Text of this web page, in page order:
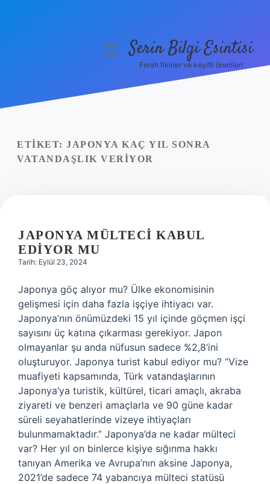
Yasal Uyarı
menüyüSerin Bilgi Esintisi
Ferah fikirler ve keyifli öneriler!
ETIKET: JAPONYA KAÇ YIL SONRA
VATANDAŞLIK VERIYOR
JAPONYA MÜLTECI KABUL
EDIYOR MU
Tarih: Eylül 23, 2024
Japonya göç alıyor mu? Ülke ekonomisinin
gelişmesi için daha fazla işçiye ihtiyacı var.
Japonya’nın önümüzdeki 15 yıl içinde göçmen işçi
sayısını üç katına çıkarması gerekiyor. Japon
olmayanlar şu anda nüfusun sadece %2,8’ini
oluşturuyor. Japonya turist kabul ediyor mu? “Vize
muafiyeti kapsamında, Türk vatandaşlarının
Japonya’ya turistik, kültürel, ticari amaçlı, akraba
ziyareti ve benzeri amaçlarla ve 90 güne kadar
süreli seyahatlerinde vizeye ihtiyaçları
bulunmamaktadır.” Japonya’da ne kadar mülteci
var? Her yıl on binlerce kişiye sığınma hakkı
tanıyan Amerika ve Avrupa’nın aksine Japonya,
2021’de sadece 74 yabancıya mülteci statüsü